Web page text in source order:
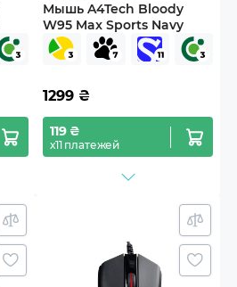
Мышь A4Tech Bloody
W95 Max Sports Navy
1299 ₴
119 ₴
х11 платежей